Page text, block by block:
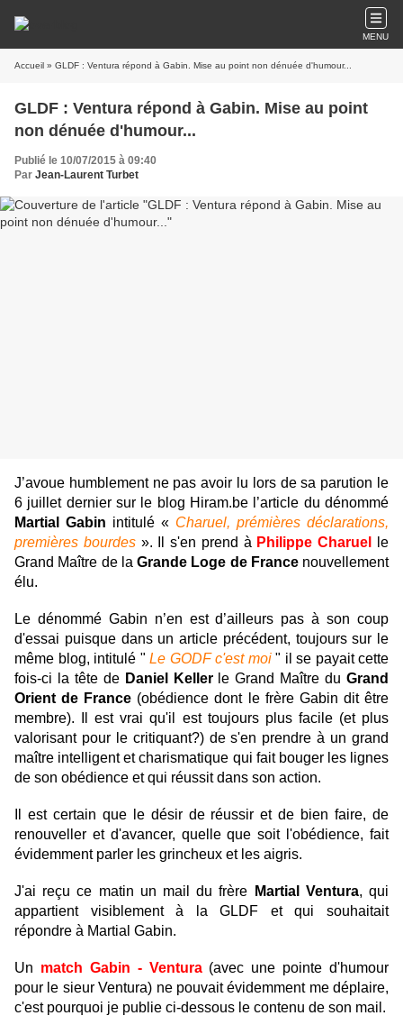
MENU
Accueil » GLDF : Ventura répond à Gabin. Mise au point non dénuée d'humour...
GLDF : Ventura répond à Gabin. Mise au point
non dénuée d'humour...
Publié le 10/07/2015 à 09:40
Par Jean-Laurent Turbet
J’avoue humblement ne pas avoir lu lors de sa parution le
6 juillet dernier sur le blog Hiram.be l’article du dénommé
Martial Gabin intitulé « Charuel, prémières déclarations,
premières bourdes». Il s'en prend à Philippe Charuel
le
Grand Maître de la Grande Loge de Francenouvellement
élu.
Le dénommé Gabin n’en est d’ailleurs pas à son coup
d'essai puisque dans un article précédent, toujours sur le
même blog, intitulé " Le GODF c'est moi" il se payait cette
fois-ci la tête de Daniel Kellerle Grand Maître duGrand
Orient de France (obédience dont le frère Gabin dit être
membre). Il est vrai qu'il est toujours plus facile (et plus
valorisant pour le critiquant?) de s'en prendre à un grand
maître intelligent et charismatique qui fait bouger les lignes
de son obédience et qui réussit dans son action.
Il est certain que le désir de réussir et de bien faire, de
renouveller et d'avancer, quelle que soit l'obédience, fait
évidemment parler les grincheux et les aigris.
J'ai reçu ce matin un mail du frère Martial Ventura, qui
appartient visiblement à la GLDF et qui souhaitait
répondre à Martial Gabin.
Un match Gabin - Ventura(avec une pointe d'humour
pour le sieur Ventura) ne pouvait évidemment me déplaire,
c'est pourquoi je publie ci-dessous le contenu de son mail.